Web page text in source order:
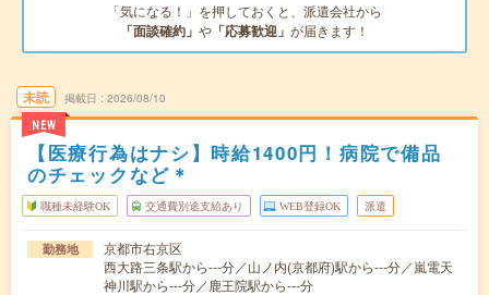
「気になる！」を押しておくと、派遣会社から
「面談確約」 や 「応募歓迎」 が届きます！
未読
NEW
掲載日 2026/08/10
【医療行為はナシ】時給1400円！病院で備品
のチェックなど＊
職種未経験OK 交通費別途支給あり WEB登録OK 派遣
勤務地
京都市右京区
西大路三条駅から---分／山ノ内(京都府)駅から---分／嵐電天
神川駅から---分／鹿王院駅から---分